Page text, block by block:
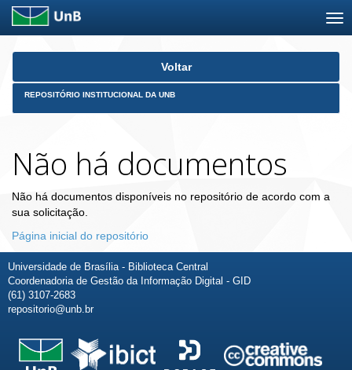
Skip
Voltar
REPOSITÓRIO INSTITUCIONAL DA UNB
Não há documentos
Não há documentos disponíveis no repositório de acordo com a
sua solicitação.
Página inicial do repositório
Universidade de Brasília - Biblioteca Central
Coordenadoria de Gestão da Informação Digital - GID
(61) 3107-2683
repositorio@unb.br